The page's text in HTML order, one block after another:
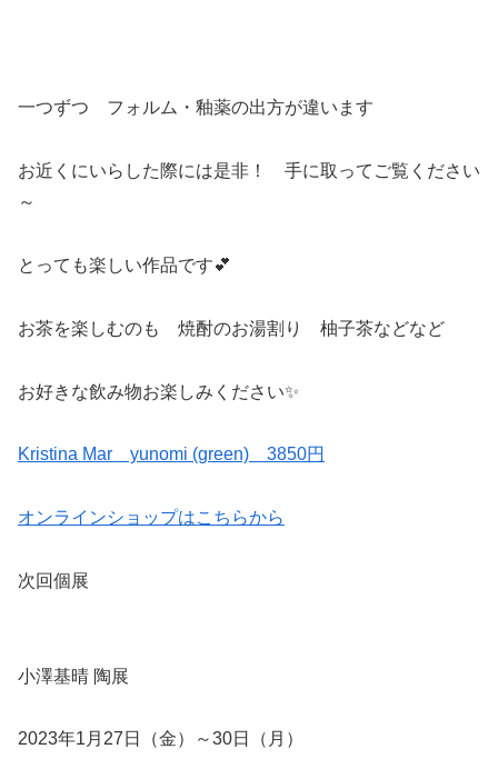
一つずつ フォルム・釉薬の出方が違います
お近くにいらした際には是非！ 手に取ってご覧ください
～
とっても楽しい作品です💕
お茶を楽しむのも 焼酎のお湯割り 柚子茶などなど
お好きな飲み物お楽しみください✨
Kristina Mar yunomi (green) 3850円
オンラインショップはこちらから
次回個展
小澤基晴 陶展
2023年1月27日（金）～30日（月）